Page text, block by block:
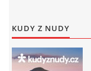
KUDY Z NUDY